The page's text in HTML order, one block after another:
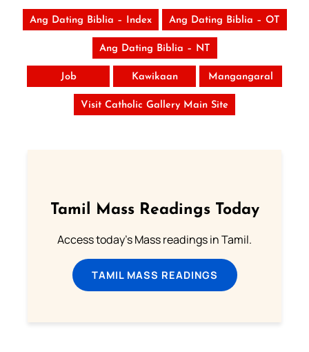
Ang Dating Biblia – Index Ang Dating Biblia – OT
Ang Dating Biblia – NT
Job Kawikaan Mangangaral
Visit Catholic Gallery Main Site
Tamil Mass Readings Today
Access today's Mass readings in Tamil.
TAMIL MASS READINGS